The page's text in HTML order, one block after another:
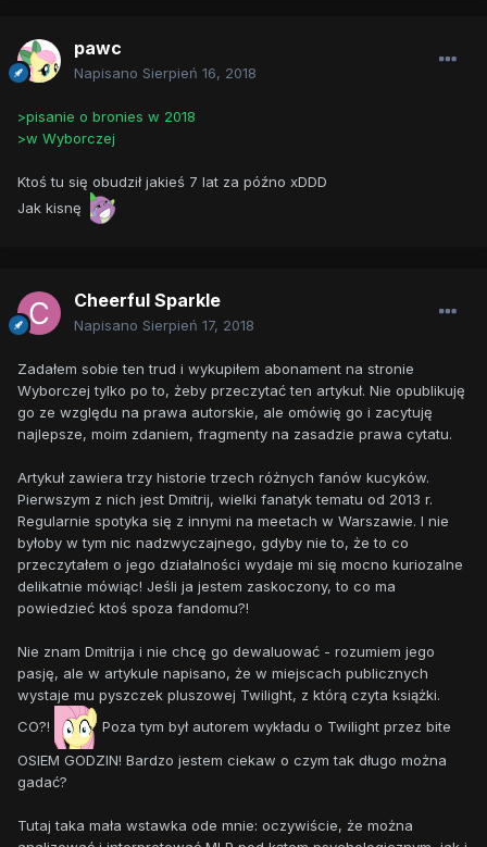
pawc
Napisano Sierpień 16, 2018
>pisanie o bronies w 2018
>w Wyborczej
Ktoś tu się obudził jakieś 7 lat za późno xDDD
Jak kisnę
Cheerful Sparkle
Napisano Sierpień 17, 2018
Zadałem sobie ten trud i wykupiłem abonament na stronie
Wyborczej tylko po to, żeby przeczytać ten artykuł. Nie opublikuję
go ze względu na prawa autorskie, ale omówię go i zacytuję
najlepsze, moim zdaniem, fragmenty na zasadzie prawa cytatu.
Artykuł zawiera trzy historie trzech różnych fanów kucyków.
Pierwszym z nich jest Dmitrij, wielki fanatyk tematu od 2013 r.
Regularnie spotyka się z innymi na meetach w Warszawie. I nie
byłoby w tym nic nadzwyczajnego, gdyby nie to, że to co
przeczytałem o jego działalności wydaje mi się mocno kuriozalne
delikatnie mówiąc! Jeśli ja jestem zaskoczony, to co ma
powiedzieć ktoś spoza fandomu?!
Nie znam Dmitrija i nie chcę go dewaluować - rozumiem jego
pasję, ale w artykule napisano, że w miejscach publicznych
wystaje mu pyszczek pluszowej Twilight, z którą czyta książki.
CO?!
Poza tym był autorem wykładu o Twilight przez bite
OSIEM GODZIN! Bardzo jestem ciekaw o czym tak długo można
gadać?
Tutaj taka mała wstawka ode mnie: oczywiście, że można